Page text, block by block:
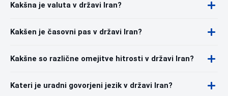
Kakšna je valuta v državi Iran?
Kakšen je časovni pas v državi Iran?
Kakšne so različne omejitve hitrosti v državi Iran?
Kateri je uradni govorjeni jezik v državi Iran?